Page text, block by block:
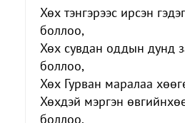
Хөх тэнгэрээс ирсэн
боллоо,
Хөх сувдан оддын дунд
боллоо,
Хөх Гурван маралаа
Хөхдэй мэргэн
боллоо.